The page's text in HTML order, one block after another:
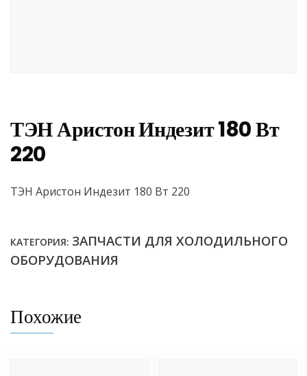
ТЭН Аристон Индезит 180 Вт
220
ТЭН Аристон Индезит 180 Вт 220
КАТЕГОРИЯ: ЗАПЧАСТИ ДЛЯ ХОЛОДИЛЬНОГО
ОБОРУДОВАНИЯ
Похожие